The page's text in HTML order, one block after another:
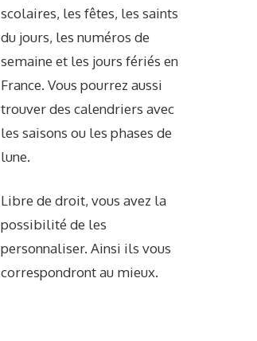
scolaires, les fêtes, les saints
du jours, les numéros de
semaine et les jours fériés en
France. Vous pourrez aussi
trouver des calendriers avec
les saisons ou les phases de
lune.
Libre de droit, vous avez la
possibilité de les
personnaliser. Ainsi ils vous
correspondront au mieux.